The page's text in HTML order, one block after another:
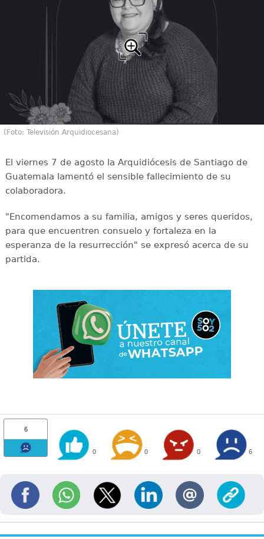
(Foto: Televisión Arquidiocesana)
El viernes 7 de agosto la Arquidiócesis de Santiago de
Guatemala lamentó el sensible fallecimiento de su
colaboradora.
"Encomendamos a su familia, amigos y seres queridos,
para que encuentren consuelo y fortaleza en la
esperanza de la resurrección" se expresó acerca de su
partida.
6
0 0 0 6